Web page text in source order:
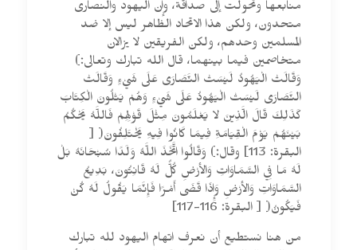
منابعها وتحولت إلى صداقة، وإن اليهود والنصارى
متحدون، ولكن هذا الاتحاد الظاهر ليس إلا ضد
المسلمين وحدهم، ولكن الفريقين لا يزالان
متخاصمين فيما بينهما، قال الله تبارك وتعالى:)
وَقَالَتْ الْيَهُودُ لَيْسَتْ النَّصَارَى عَلَى شَيْءٍ وَقَالَتْ
النَّصَارَى لَيْسَتْ الْيَهُودُ عَلَى شَيْءٍ وَهُمْ يَتْلُونَ الْكِتَابَ
كَذَلِكَ قَالَ الَّذِينَ لا يَعْلَمُونَ مِثْلَ قَوْلِهِمْ فَاللَّهُ يَحْكُمُ
بَيْنَهُمْ يَوْمَ الْقِيَامَةِ فِيمَا كَانُوا فِيهِ يَخْتَلِفُونَ( [
البقرة: 113] وقال:) وَقَالُوا اتَّخَذَ اللَّهُ وَلَدًا سُبْحَانَهُ بَلْ
لَهُ مَا فِي السَّمَاوَاتِ وَالأرْضِ كُلٌّ لَهُ قَانِتُونَ، بَدِيعُ
السَّمَاوَاتِ وَالأرْضِ وَإِذَا قَضَى أَمْرًا فَإِنَّمَا يَقُولُ لَهُ كُنْ
فَيَكُونُ( [ البقرة: 116-117]
من هنا نستطيع أن نعرف اتهام اليهود لله تبارك